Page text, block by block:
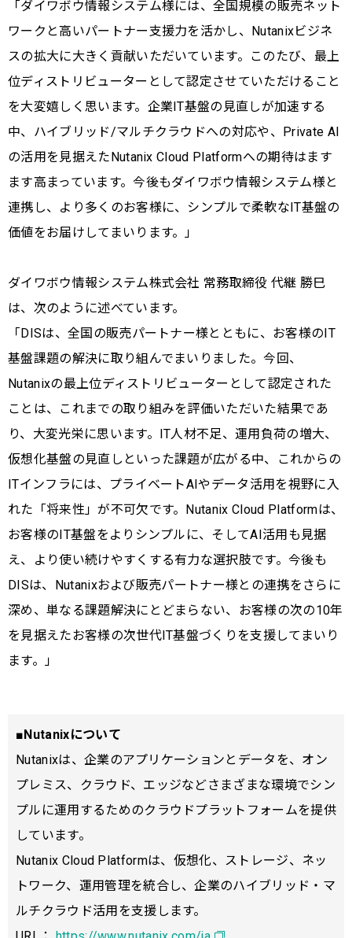
「ダイワボウ情報システム様には、全国規模の販売ネット
ワークと高いパートナー支援力を活かし、Nutanixビジネ
スの拡大に大きく貢献いただいています。このたび、最上
位ディストリビューターとして認定させていただけること
を大変嬉しく思います。企業IT基盤の見直しが加速する
中、ハイブリッド/マルチクラウドへの対応や、Private AI
の活用を見据えたNutanix Cloud Platformへの期待はます
ます高まっています。今後もダイワボウ情報システム様と
連携し、より多くのお客様に、シンプルで柔軟なIT基盤の
価値をお届けしてまいります。」
ダイワボウ情報システム株式会社 常務取締役 代継 勝巳
は、次のように述べています。
「DISは、全国の販売パートナー様とともに、お客様のIT
基盤課題の解決に取り組んでまいりました。今回、
Nutanixの最上位ディストリビューターとして認定された
ことは、これまでの取り組みを評価いただいた結果であ
り、大変光栄に思います。IT人材不足、運用負荷の増大、
仮想化基盤の見直しといった課題が広がる中、これからの
ITインフラには、プライベートAIやデータ活用を視野に入
れた「将来性」が不可欠です。Nutanix Cloud Platformは、
お客様のIT基盤をよりシンプルに、そしてAI活用も見据
え、より使い続けやすくする有力な選択肢です。今後も
DISは、Nutanixおよび販売パートナー様との連携をさらに
深め、単なる課題解決にとどまらない、お客様の次の10年
を見据えたお客様の次世代IT基盤づくりを支援してまいり
ます。」
■Nutanixについて
Nutanixは、企業のアプリケーションとデータを、オン
プレミス、クラウド、エッジなどさまざまな環境でシン
プルに運用するためのクラウドプラットフォームを提供
しています。
Nutanix Cloud Platformは、仮想化、ストレージ、ネッ
トワーク、運用管理を統合し、企業のハイブリッド・マ
ルチクラウド活用を支援します。